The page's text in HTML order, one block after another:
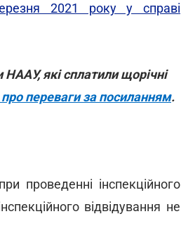
2021 року у справі
які сплатили щорічні
переваги за посиланням.
проведенні інспекційного
відвідування не